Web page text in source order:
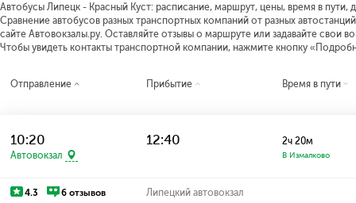
Автобусы Липецк - Красный Куст: расписание, маршрут, цены, время в пути,
Сравнение автобусов разных транспортных компаний от разных
сайте Автовокзалы.ру. Оставляйте отзывы о маршруте или задавайте свои
Чтобы увидеть контакты транспортной компании, нажмите кнопку
Отправление Прибытие Время в пути
10:20
Автовокзал
12:40 2ч 20м
В Измалково
4.3 6 отзывов Липецкий автовокзал